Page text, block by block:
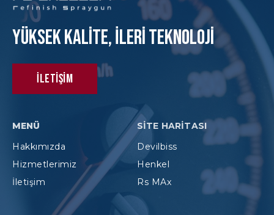
Yüksek KAlite, İleri Teknoloji
İletişim
MENÜ
Hakkımızda
Hizmetlerimiz
İletişim
SITE HARITASI
Devilbiss
Henkel
Rs MAx